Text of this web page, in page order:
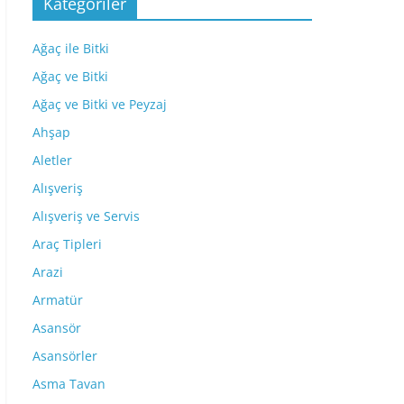
Ağaç ile Bitki
Ağaç ve Bitki
Ağaç ve Bitki ve Peyzaj
Ahşap
Aletler
Alışveriş
Alışveriş ve Servis
Araç Tipleri
Arazi
Armatür
Asansör
Asansörler
Asma Tavan